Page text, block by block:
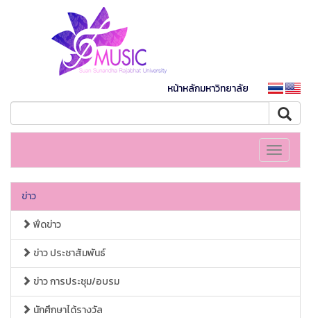
หน้าหลักมหาวิทยาลัย
Toggle
ข่าว
ฟีดข่าว
ข่าว ประชาสัมพันธ์
ข่าว การประชุม/อบรม
นักศึกษาได้รางวัล